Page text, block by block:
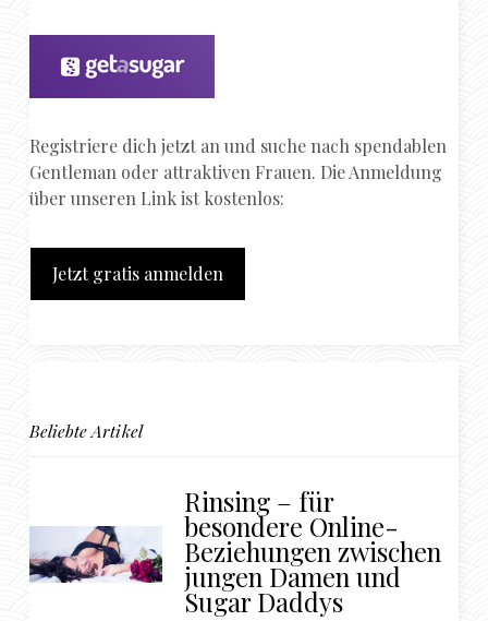
Registriere dich jetzt an und suche nach spendablen
Gentleman oder attraktiven Frauen. Die Anmeldung
über unseren Link ist kostenlos:
Jetzt gratis anmelden
Beliebte Artikel
Rinsing – für
besondere Online-
Beziehungen zwischen
jungen Damen und
Sugar Daddys